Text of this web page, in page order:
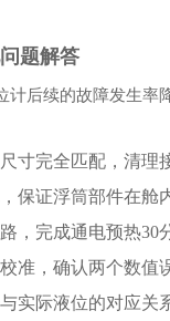
题解答
后续的故障发生率
寸完全匹配，清理
保证浮筒部件在舱
，完成通电预热30
准，确认两个数值
实际液位的对应关